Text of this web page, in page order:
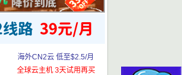
海外CN2云 低至$2.5/月
全球云主机 3天试用再买